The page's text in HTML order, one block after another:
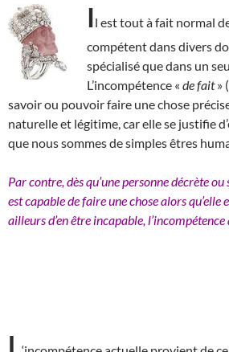
Il est tout à fait normal
compétent dans divers
spécialisé que dans un
L’incompétence « de fait»
savoir ou pouvoir faire une chose
naturelle et légitime, car elle se justifie
que nous sommes de simples êtres
Par contre, dès qu’une personne décrète ou
est capable de faire une chose alors qu’elle
ailleurs d’en être incapable,
L